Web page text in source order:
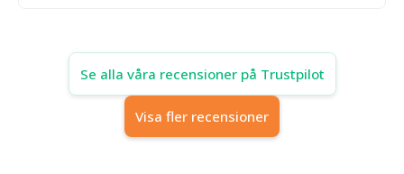
Se alla våra recensioner på Trustpilot
Visa fler recensioner